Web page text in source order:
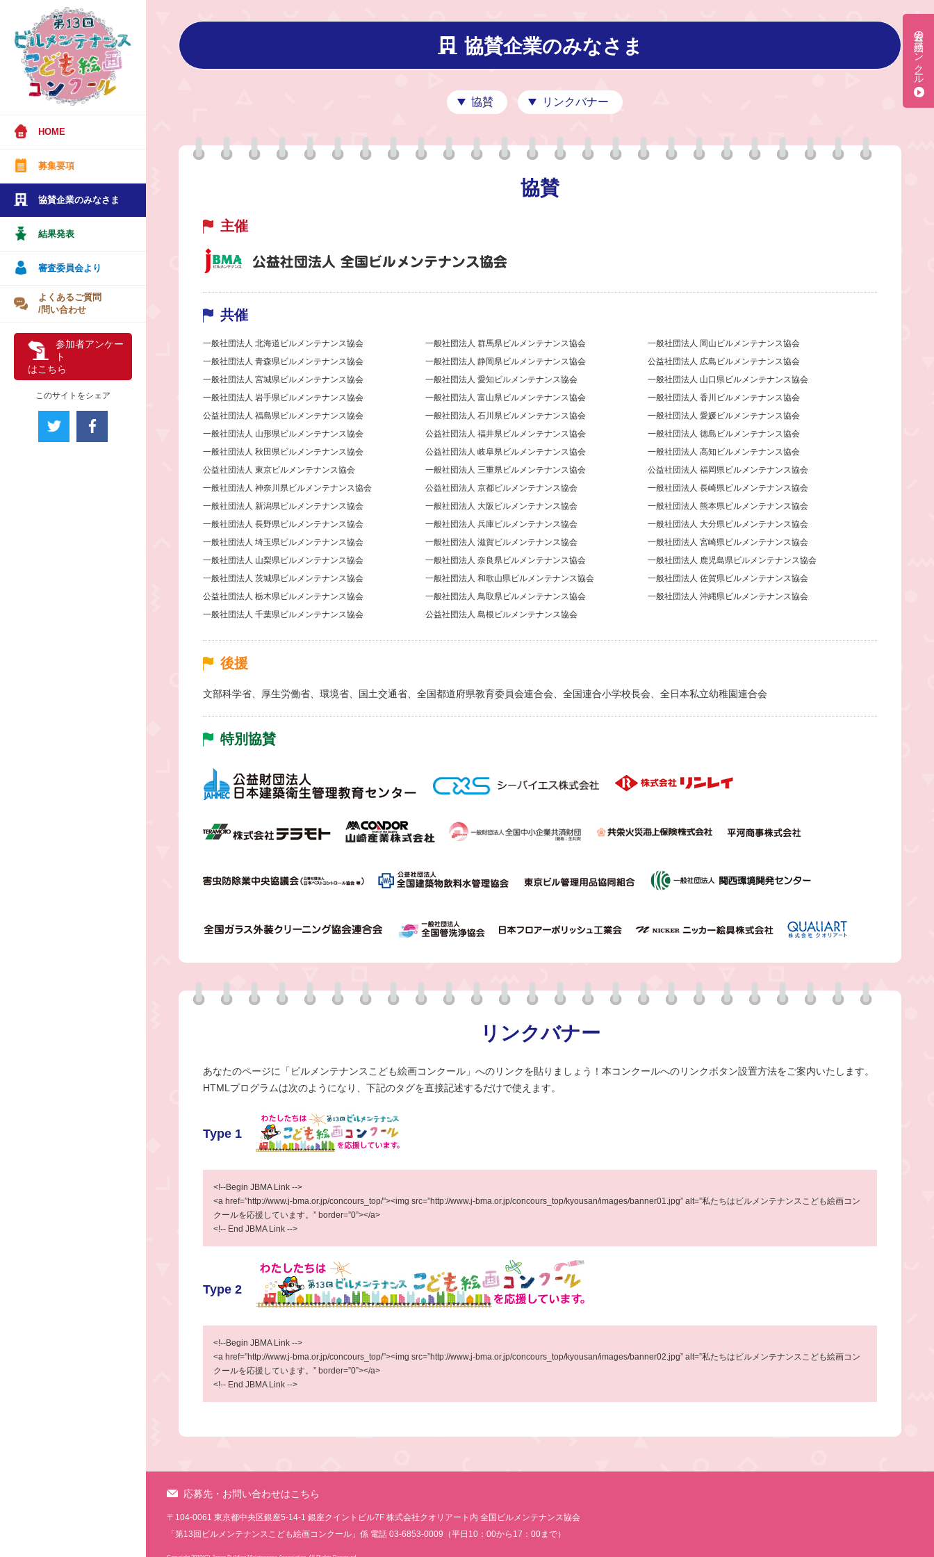
HOME
募集要項
協賛企業のみなさま
結果発表
審査委員会より
よくあるご質問
/問い合わせ
参加者アンケー
ト
はこちら
このサイトをシェア
過去の絵画コンクール
協賛企業のみなさま
協賛 リンクバナー
協賛
主催
共催
一般社団法人 北海道ビルメンテナンス協会
一般社団法人 青森県ビルメンテナンス協会
一般社団法人 宮城県ビルメンテナンス協会
一般社団法人 岩手県ビルメンテナンス協会
公益社団法人 福島県ビルメンテナンス協会
一般社団法人 山形県ビルメンテナンス協会
一般社団法人 秋田県ビルメンテナンス協会
公益社団法人 東京ビルメンテナンス協会
一般社団法人 神奈川県ビルメンテナンス協会
一般社団法人 新潟県ビルメンテナンス協会
一般社団法人 長野県ビルメンテナンス協会
一般社団法人 埼玉県ビルメンテナンス協会
一般社団法人 山梨県ビルメンテナンス協会
一般社団法人 茨城県ビルメンテナンス協会
公益社団法人 栃木県ビルメンテナンス協会
一般社団法人 千葉県ビルメンテナンス協会
一般社団法人 群馬県ビルメンテナンス協会
一般社団法人 静岡県ビルメンテナンス協会
一般社団法人 愛知ビルメンテナンス協会
一般社団法人 富山県ビルメンテナンス協会
一般社団法人 石川県ビルメンテナンス協会
公益社団法人 福井県ビルメンテナンス協会
公益社団法人 岐阜県ビルメンテナンス協会
一般社団法人 三重県ビルメンテナンス協会
公益社団法人 京都ビルメンテナンス協会
一般社団法人 大阪ビルメンテナンス協会
一般社団法人 兵庫ビルメンテナンス協会
一般社団法人 滋賀ビルメンテナンス協会
一般社団法人 奈良県ビルメンテナンス協会
一般社団法人 和歌山県ビルメンテナンス協会
一般社団法人 鳥取県ビルメンテナンス協会
公益社団法人 島根ビルメンテナンス協会
一般社団法人 岡山ビルメンテナンス協会
公益社団法人 広島ビルメンテナンス協会
一般社団法人 山口県ビルメンテナンス協会
一般社団法人 香川ビルメンテナンス協会
一般社団法人 愛媛ビルメンテナンス協会
一般社団法人 徳島ビルメンテナンス協会
一般社団法人 高知ビルメンテナンス協会
公益社団法人 福岡県ビルメンテナンス協会
一般社団法人 長崎県ビルメンテナンス協会
一般社団法人 熊本県ビルメンテナンス協会
一般社団法人 大分県ビルメンテナンス協会
一般社団法人 宮崎県ビルメンテナンス協会
一般社団法人 鹿児島県ビルメンテナンス協会
一般社団法人 佐賀県ビルメンテナンス協会
一般社団法人 沖縄県ビルメンテナンス協会
後援
文部科学省、厚生労働省、環境省、国土交通省、全国都道府県教育委員会連合会、全国連合小学校長会、全日本私立幼稚園連合会
特別協賛
リンクバナー
あなたのページに「ビルメンテナンスこども絵画コンクール」へのリンクを貼りましょう！本コンクールへのリンクボタン設置方法をご案内いたします。
HTMLプログラムは次のようになり、下記のタグを直接記述するだけで使えます。
Type 1
<!--Begin JBMA Link -->
<a href=”http://www.j-bma.or.jp/concours_top/”><img src=”http://www.j-bma.or.jp/concours_top/kyousan/images/banner01.jpg” alt=”私たちはビルメンテナンスこども絵画コン
クールを応援しています。” border=”0”></a>
<!-- End JBMA Link -->
Type 2
<!--Begin JBMA Link -->
<a href=”http://www.j-bma.or.jp/concours_top/”><img src=”http://www.j-bma.or.jp/concours_top/kyousan/images/banner02.jpg” alt=”私たちはビルメンテナンスこども絵画コン
クールを応援しています。” border=”0”></a>
<!-- End JBMA Link -->
応募先・お問い合わせはこちら
〒104-0061 東京都中央区銀座5-14-1 銀座クイントビル7F 株式会社クオリアート内 全国ビルメンテナンス協会
「第13回ビルメンテナンスこども絵画コンクール」係 電話 03-6853-0009（平日10：00から17：00まで）